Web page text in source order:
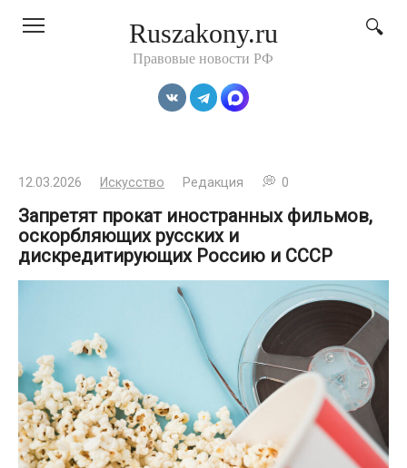
Ruszakony.ru
Правовые новости РФ
12.03.2026 Искусство Редакция 0
Запретят прокат иностранных фильмов,
оскорбляющих русских и
дискредитирующих Россию и СССР